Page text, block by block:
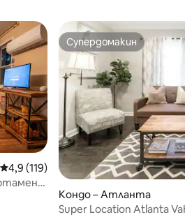
Средна оценка: 4,9 от 5, 119 отзива
4,9 (119)
Супердомакин
Супердомакин
Кондо – Атланта
Super Location Atlanta